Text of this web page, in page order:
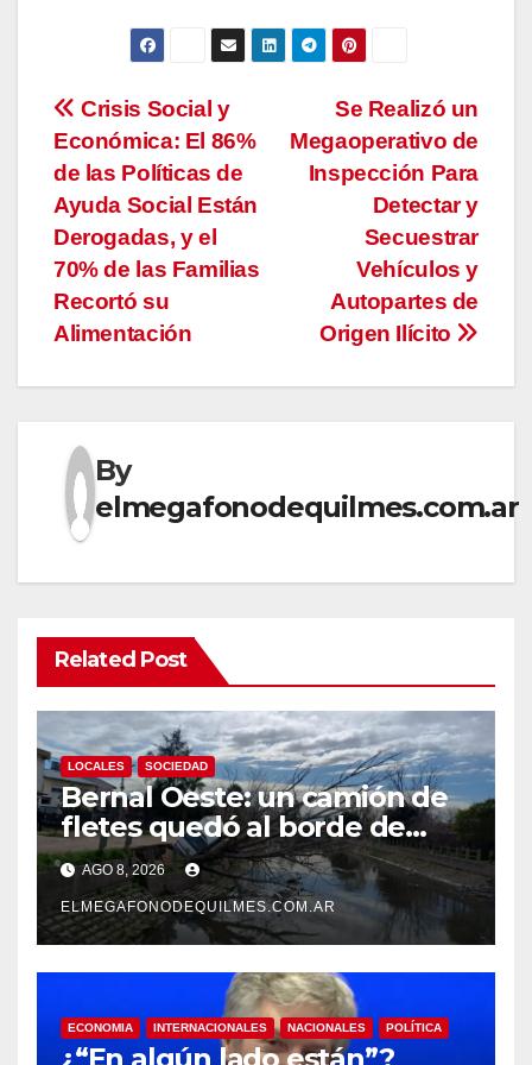
Navegación
de
entradas
Se Realizó un
Megaoperativo de
Inspección Para
Detectar y
Secuestrar
Vehículos y
Autopartes de
Origen Ilícito
Crisis Social y
Económica: El 86%
de las Políticas de
Ayuda Social Están
Derogadas, y el
70% de las Familias
Recortó su
Alimentación
By
elmegafonodequilmes.com.ar
Related Post
LOCALES SOCIEDAD
Bernal Oeste: un camión de
fletes quedó al borde de
caer al arroyo Las Piedras
AGO 8, 2026
ELMEGAFONODEQUILMES.COM.AR
ECONOMIA INTERNACIONALES NACIONALES POLÍTICA